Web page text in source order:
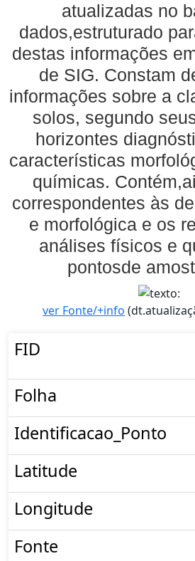
atualizadas no
dados,estruturado
destas informações
de SIG. Constam
informações sobre a
solos, segundo
horizontes
características
químicas.
correspondentes às
e morfológica e os
análises físicos e
pontosde
ver Fonte/+info
FID
Folha
Identificacao_Ponto
Latitude
Longitude
Fonte